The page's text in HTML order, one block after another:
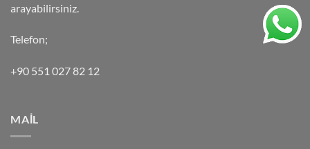
arayabilirsiniz.
Telefon;
+90 551 027 82 12
MAİL